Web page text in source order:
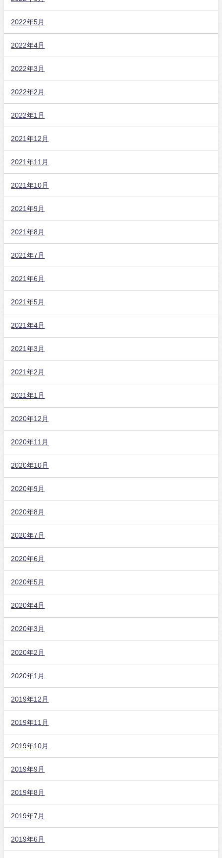
2022年5月
2022年4月
2022年3月
2022年2月
2022年1月
2021年12月
2021年11月
2021年10月
2021年9月
2021年8月
2021年7月
2021年6月
2021年5月
2021年4月
2021年3月
2021年2月
2021年1月
2020年12月
2020年11月
2020年10月
2020年9月
2020年8月
2020年7月
2020年6月
2020年5月
2020年4月
2020年3月
2020年2月
2020年1月
2019年12月
2019年11月
2019年10月
2019年9月
2019年8月
2019年7月
2019年6月